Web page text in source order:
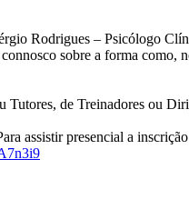
Rodrigues – Psicólogo
sobre a forma
de Treinadores ou
assistir presencial a